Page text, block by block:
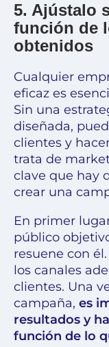
5. Ajústalo
función de
obtenidos
Cualquier
eficaz es
Sin una
diseñada,
clientes y
trata de
clave que hay
crear una
En primer
público
resuene con
los canales
clientes. Una
campaña, es
resultados y
función de lo